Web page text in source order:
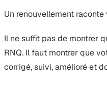
Un renouvellement
Il ne suffit pas de montrer
RNQ. Il faut montrer que
corrigé, suivi, amélioré et